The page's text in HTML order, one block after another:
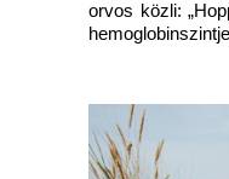
orvos közli: